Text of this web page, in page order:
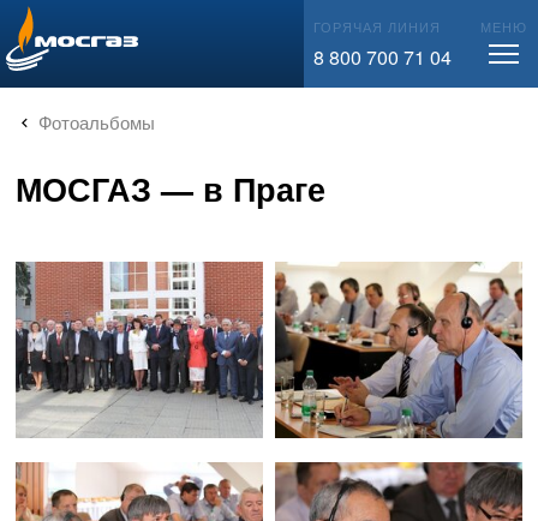
info@mos-gaz.ru ГОРЯЧАЯ ЛИНИЯ
8 800 700 71 04
МЕНЮ
Фотоальбомы
МОСГАЗ — в Праге